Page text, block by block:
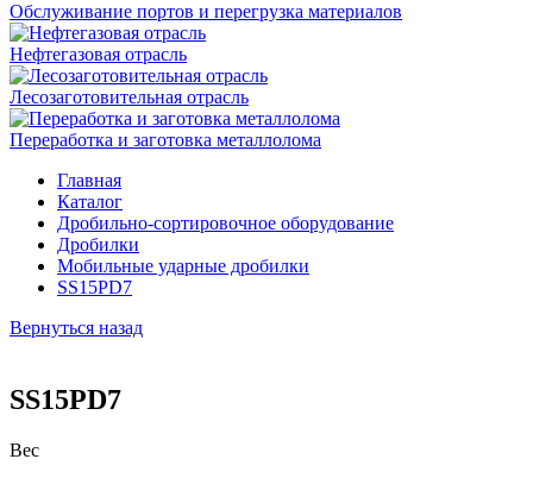
Обслуживание портов и перегрузка материалов
Нефтегазовая отрасль
Лесозаготовительная отрасль
Переработка и заготовка металлолома
Главная
Каталог
Дробильно-сортировочное оборудование
Дробилки
Мобильные ударные дробилки
SS15PD7
Вернуться назад
SS15PD7
Вес